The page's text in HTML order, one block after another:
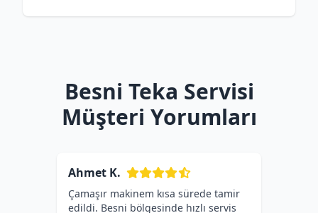
Besni Teka Servisi
Müşteri Yorumları
Ahmet K.
Çamaşır makinem kısa sürede tamir
edildi. Besni bölgesinde hızlı servis